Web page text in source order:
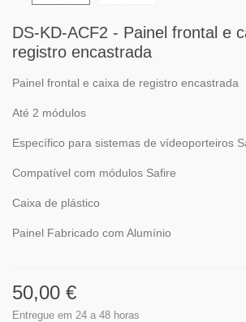
DS-KD-ACF2 - Painel frontal e
registro encastrada
Painel frontal e caixa de registro encastrada
Até 2 módulos
Específico para sistemas de vídeoporteiros
Compatível com módulos Safire
Caixa de plástico
Painel Fabricado com Alumínio
50,00 €
Entregue em 24 a 48 horas